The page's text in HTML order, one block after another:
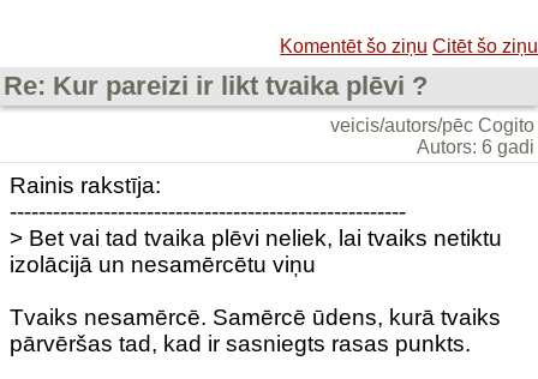
Komentēt šo ziņu Citēt šo ziņu
Re: Kur pareizi ir likt tvaika plēvi ?
veicis/autors/pēc Cogito
Autors: 6 gadi
Rainis rakstīja:
-------------------------------------------------------
> Bet vai tad tvaika plēvi neliek, lai tvaiks netiktu
izolācijā un nesamērcētu viņu
Tvaiks nesamērcē. Samērcē ūdens, kurā tvaiks
pārvēršas tad, kad ir sasniegts rasas punkts.